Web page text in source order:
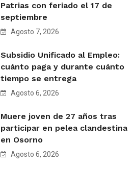
Patrias con feriado el 17 de
septiembre
Agosto 7, 2026
Subsidio Unificado al Empleo:
cuánto paga y durante cuánto
tiempo se entrega
Agosto 6, 2026
Muere joven de 27 años tras
participar en pelea clandestina
en Osorno
Agosto 6, 2026